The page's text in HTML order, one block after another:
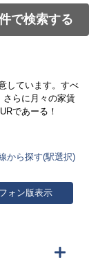
で検索する
しています。すべ
さらに月々の家賃
であーる！
から探す(駅選択)
ォン版表示